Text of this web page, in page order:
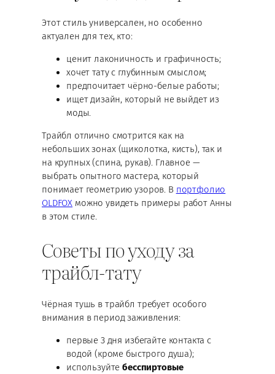
Этот стиль универсален, но особенно
актуален для тех, кто:
ценит лаконичность и графичность;
хочет тату с глубинным смыслом;
предпочитает чёрно-белые работы;
ищет дизайн, который не выйдет из
моды.
Трайбл отлично смотрится как на
небольших зонах (щиколотка, кисть), так и
на крупных (спина, рукав). Главное —
выбрать опытного мастера, который
понимает геометрию узоров. В портфолио
OLDFOX можно увидеть примеры работ Анны
в этом стиле.
Советы по уходу за
трайбл-тату
Чёрная тушь в трайбл требует особого
внимания в период заживления:
первые 3 дня избегайте контакта с
водой (кроме быстрого душа);
используйтебесспиртовые